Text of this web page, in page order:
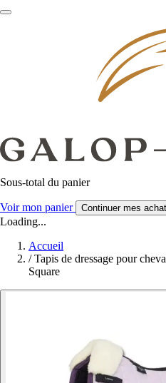
Sous-total du panier
Voir mon panier Continuer mes
Loading...
Accueil
/ Tapis de dressage pour
Square